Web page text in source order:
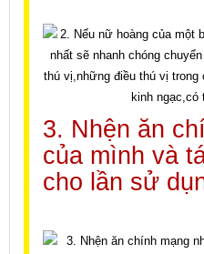
3. Nhện ăn
của mình và
cho lần sử